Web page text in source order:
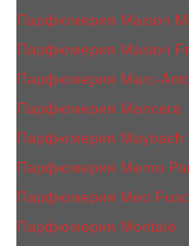
Парфюмерия Maison
Парфюмерия Maison
Парфюмерия Marc-
Парфюмерия Mancera
Парфюмерия Maybach
Парфюмерия Memo
Парфюмерия Meo
Парфюмерия Montale